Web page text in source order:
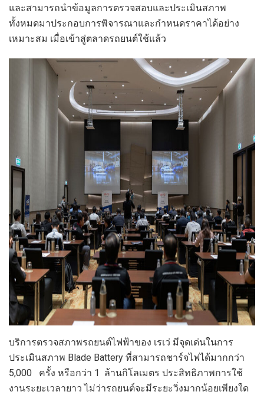
และสามารถนำข้อมูลการตรวจสอบและประเมินสภาพ
ทั้งหมดมาประกอบการพิจารณาและกำหนดราคาได้อย่าง
เหมาะสม เมื่อเข้าสู่ตลาดรถยนต์ใช้แล้ว
บริการตรวจสภาพรถยนต์ไฟฟ้าของ เรเว่ มีจุดเด่นในการ
ประเมินสภาพ Blade Battery ที่สามารถชาร์จไฟได้มากกว่า
5,000 ครั้ง หรือกว่า 1 ล้านกิโลเมตร ประสิทธิภาพการใช้
งานระยะเวลายาว ไม่ว่ารถยนต์จะมีระยะวิ่งมากน้อยเพียงใด